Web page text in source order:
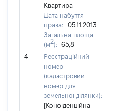
4
Квартира
Дата набуття
права:
05.11.2013
Загальна площа
(м2):
65,8
Реєстраційний
номер
(кадастровий
номер для
земельної ділянки):
[Конфіденційна